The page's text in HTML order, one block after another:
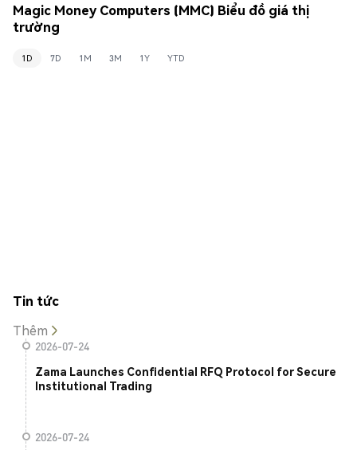
Magic Money Computers (MMC) Biểu đồ giá thị
trường
1D 7D 1M 3M 1Y YTD
Tin tức
Thêm
2026-07-24
Zama Launches Confidential RFQ Protocol for Secure
Institutional Trading
2026-07-24